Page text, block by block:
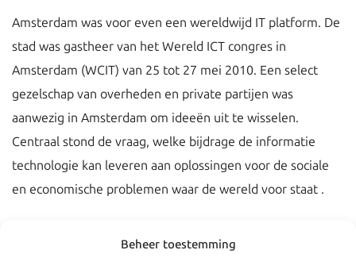
Beheer toestemming
Amsterdam was voor even een wereldwijd IT platform. De
stad was gastheer van het Wereld ICT congres in
Amsterdam (WCIT) van 25 tot 27 mei 2010. Een select
gezelschap van overheden en private partijen was
aanwezig in Amsterdam om ideeën uit te wisselen.
Centraal stond de vraag, welke bijdrage de informatie
technologie kan leveren aan oplossingen voor de sociale
en economische problemen waar de wereld voor staat .